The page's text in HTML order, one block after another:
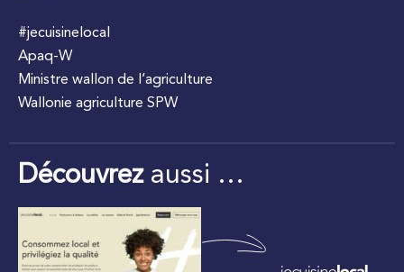
#jecuisinelocal
Apaq-W
Ministre wallon de l’agriculture
Wallonie agriculture SPW
Découvrezaussi …